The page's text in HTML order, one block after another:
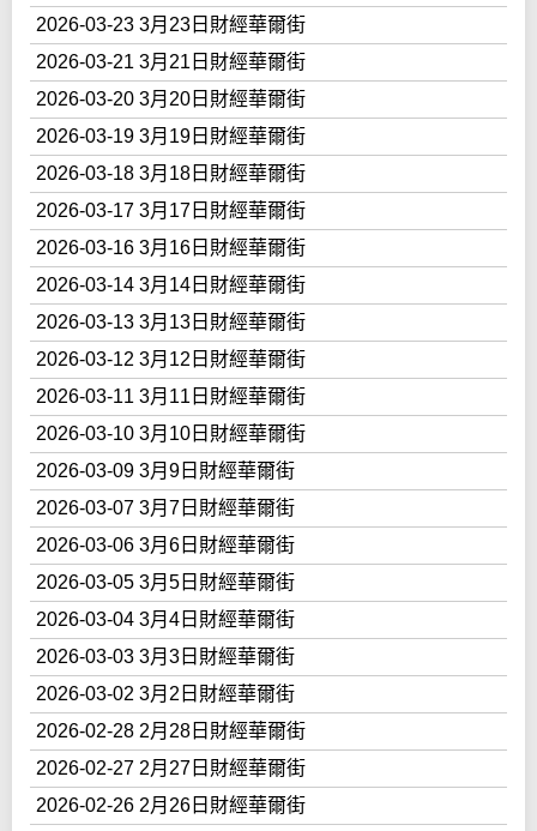
2026-03-23 3月23日財經華爾街
2026-03-21 3月21日財經華爾街
2026-03-20 3月20日財經華爾街
2026-03-19 3月19日財經華爾街
2026-03-18 3月18日財經華爾街
2026-03-17 3月17日財經華爾街
2026-03-16 3月16日財經華爾街
2026-03-14 3月14日財經華爾街
2026-03-13 3月13日財經華爾街
2026-03-12 3月12日財經華爾街
2026-03-11 3月11日財經華爾街
2026-03-10 3月10日財經華爾街
2026-03-09 3月9日財經華爾街
2026-03-07 3月7日財經華爾街
2026-03-06 3月6日財經華爾街
2026-03-05 3月5日財經華爾街
2026-03-04 3月4日財經華爾街
2026-03-03 3月3日財經華爾街
2026-03-02 3月2日財經華爾街
2026-02-28 2月28日財經華爾街
2026-02-27 2月27日財經華爾街
2026-02-26 2月26日財經華爾街